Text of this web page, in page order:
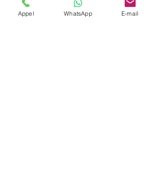
Albigny-sur-Saône
Appel WhatsApp E-mail